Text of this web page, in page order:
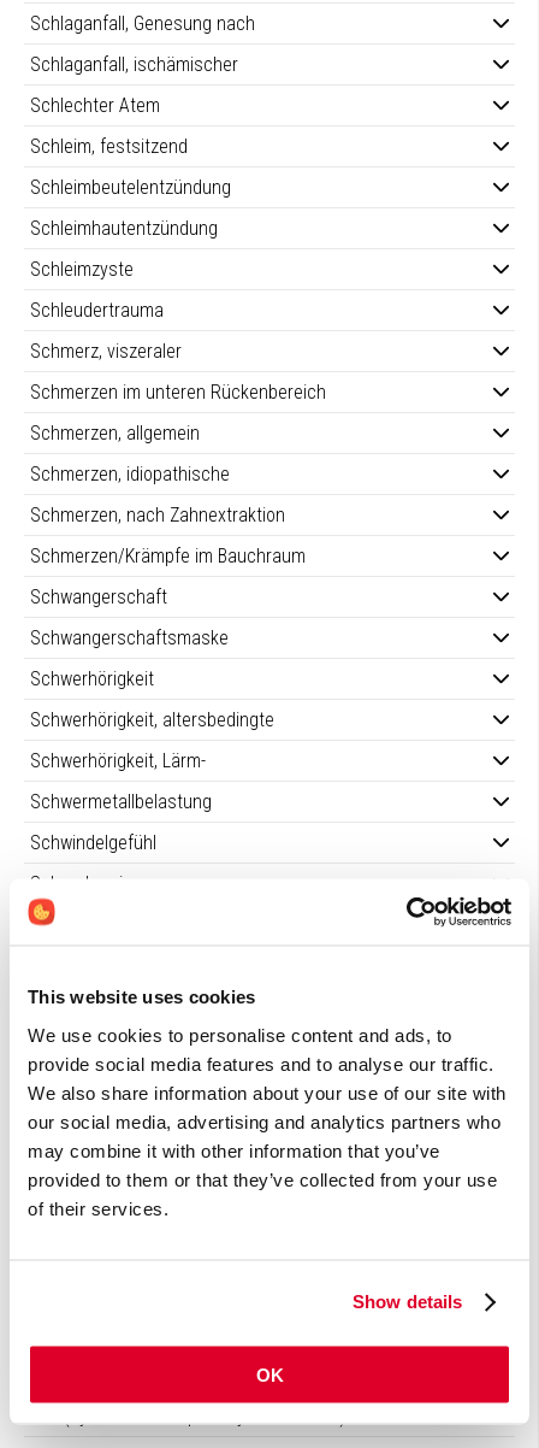
This website uses cookies
We use cookies to personalise content and ads, to
provide social media features and to analyse our traffic.
We also share information about your use of our site with
our social media, advertising and analytics partners who
may combine it with other information that you’ve
provided to them or that they’ve collected from your use
of their services.
Show details
OK
Schlaganfall, Genesung nach
Schlaganfall, ischämischer
Schlechter Atem
Schleim, festsitzend
Schleimbeutelentzündung
Schleimhautentzündung
Schleimzyste
Schleudertrauma
Schmerz, viszeraler
Schmerzen im unteren Rückenbereich
Schmerzen, allgemein
Schmerzen, idiopathische
Schmerzen, nach Zahnextraktion
Schmerzen/Krämpfe im Bauchraum
Schwangerschaft
Schwangerschaftsmaske
Schwerhörigkeit
Schwerhörigkeit, altersbedingte
Schwerhörigkeit, Lärm-
Schwermetallbelastung
Schwindelgefühl
Sclerodermie
Seborrhoisches Ekzem
Sehnenentzündung
Selbstmordgedanken
Selbstmordgedanken
Selbstverletzung
SIBO (small intestinal bacterial overgrowth)
Sich übergeben, erbrechen